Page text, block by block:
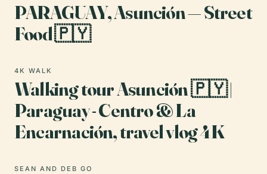
PARAGUAY, Asunción — Street
Food 🇵🇾
4K WALK
Walking tour Asunción 🇵🇾 |
Paraguay - Centro & La
Encarnación, travel vlog 4K
SEAN AND DEB GO